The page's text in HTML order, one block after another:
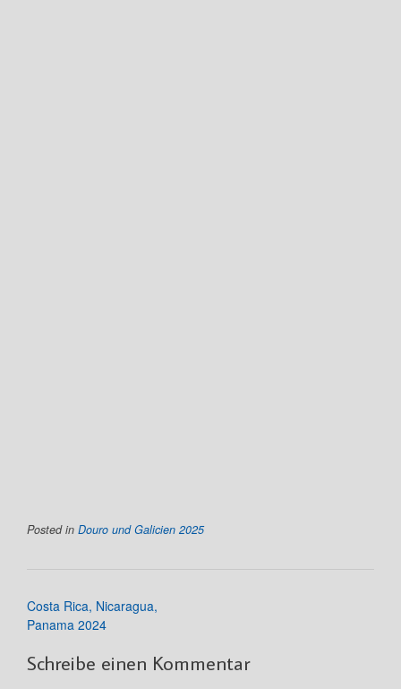
Posted in Douro und Galicien 2025
Post
navigation
Costa Rica, Nicaragua,
Panama 2024
Schreibe einen Kommentar